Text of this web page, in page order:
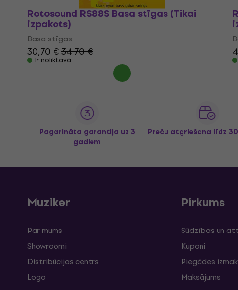
Rotosound RS88S Basa stīgas (Tikai
izpakots)
Basa stīgas
30,70 €34,70 €
Ir noliktavā
Pagarināta garantija uz 3
gadiem
Preču atgriešana līdz
Muziker
Par mums
Showroomi
Distribūcijas centrs
Logo
Pirkums
Sūdzības un
Kuponi
Piegādes
Maksājums